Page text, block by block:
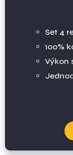
Set 4
100%
Výkon